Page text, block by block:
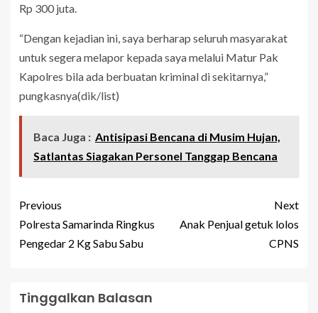
Rp 300 juta.
“Dengan kejadian ini, saya berharap seluruh masyarakat
untuk segera melapor kepada saya melalui Matur Pak
Kapolres bila ada berbuatan kriminal di sekitarnya,”
pungkasnya(dik/list)
Baca Juga : Antisipasi Bencana di Musim Hujan,
Satlantas Siagakan Personel Tanggap Bencana
Previous
Polresta Samarinda Ringkus
Pengedar 2 Kg Sabu Sabu
Next
Anak Penjual getuk lolos
CPNS
Tinggalkan Balasan